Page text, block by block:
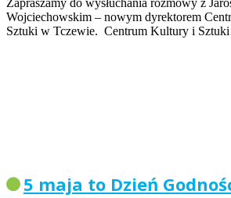
Wojciechowskim – nowym dyrektorem
Sztuki w Tczewie. Centrum Kultury i
5 maja to Dzień